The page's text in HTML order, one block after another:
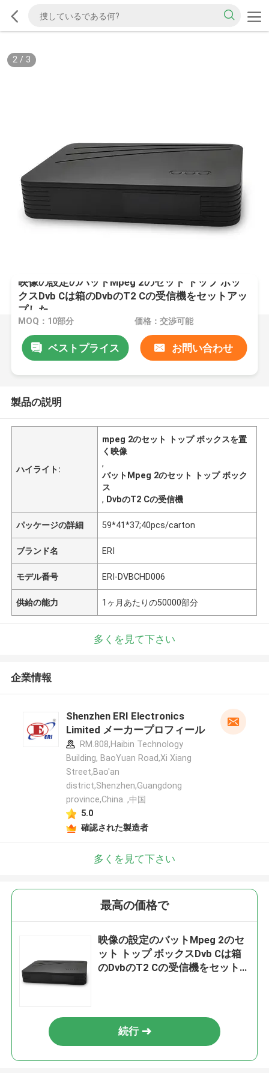
2/ 3
映像の設定のバットMpeg 2のセット トップ ボッ
クスDvb Cは箱のDvbのT2 Cの受信機をセットアッ
プした
MOQ：10部分 価格：交渉可能
ベストプライス お問い合わせ
製品の説明
ハイライト:
mpeg 2のセット トップ ボックスを置
く映像
,
バットMpeg 2のセット トップ ボック
ス
, DvbのT2 Cの受信機
パッケージの詳細 59*41*37;40pcs/carton
ブランド名 ERI
モデル番号 ERI-DVBCHD006
供給の能力 1ヶ月あたりの50000部分
多くを見て下さい
企業情報
Shenzhen ERI Electronics
Limited メーカープロフィール
RM.808,Haibin Technology
Building, BaoYuan Road,Xi Xiang
Street,Bao'an
district,Shenzhen,Guangdong
province,China. ,中国
5.0
確認された製造者
多くを見て下さい
最高の価格で
映像の設定のバットMpeg 2のセ
ット トップ ボックスDvb Cは箱
のDvbのT2 Cの受信機をセット
続行